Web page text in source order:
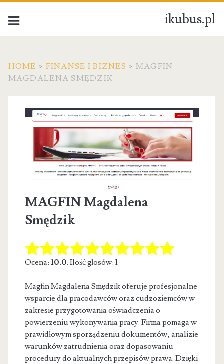
ikubus.pl
HOME > FINANSE I BIZNES > MAGFIN
MAGDALENA SMĘDZIK
MAGFIN Magdalena
Smędzik
Ocena: 10.0. Ilość głosów: 1
Magfin Magdalena Smędzik oferuje profesjonalne
wsparcie dla pracodawców oraz cudzoziemców w
zakresie przygotowania oświadczenia o
powierzeniu wykonywania pracy. Firma pomagaw
prawidłowym sporządzeniu dokumentów, analizie
warunków zatrudnienia oraz dopasowaniu
procedury do aktualnych przepisów prawa. Dzięki